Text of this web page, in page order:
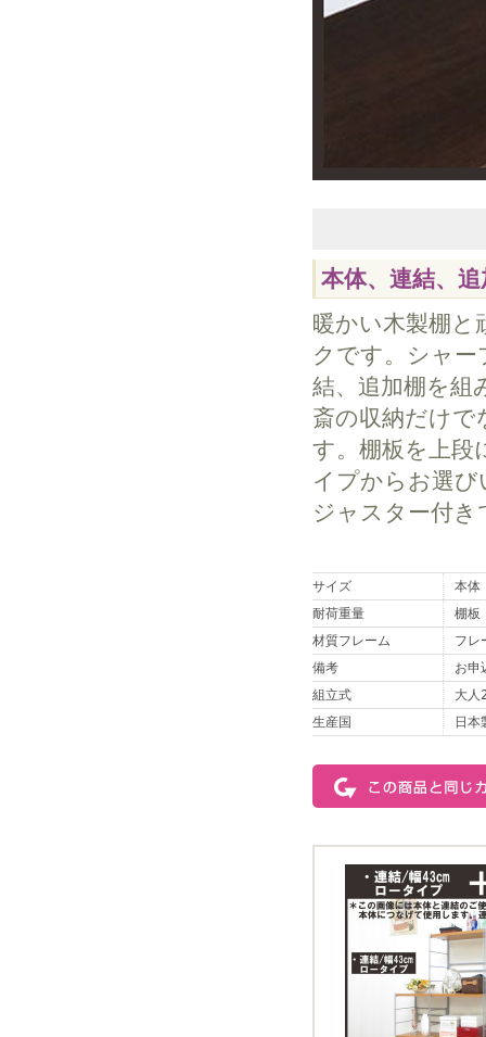
本体、連結、
暖かい木製棚
クです。シャ
結、追加棚を組
斎の収納だけ
す。棚板を上段
イプからお選
ジャスター付き
サイズ
本体
耐荷重量
棚板
材質フレーム
フレ
備考
お申
組立式
大人
生産国
日本